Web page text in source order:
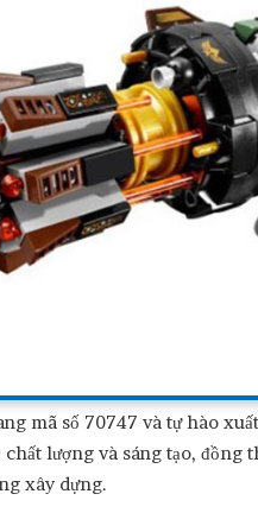
mã số 70747 và tự hào
chất lượng và sáng tạo,
xây dựng.